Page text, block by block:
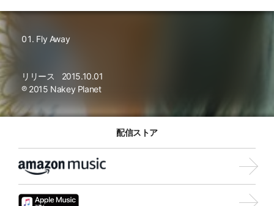
Fly Away
リリース
2015.10.01
℗ 2015 Nakey Planet
配信ストア